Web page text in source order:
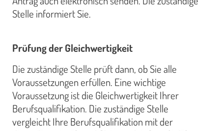
Stelle informiert Sie.
Prüfung der Gleichwertigkeit
Die zuständige Stelle prüft dann, ob Sie alle
Voraussetzungen erfüllen. Eine wichtige
Voraussetzung ist die Gleichwertigkeit Ihrer
Berufsqualifikation. Die zuständige Stelle
vergleicht Ihre Berufsqualifikation mit der